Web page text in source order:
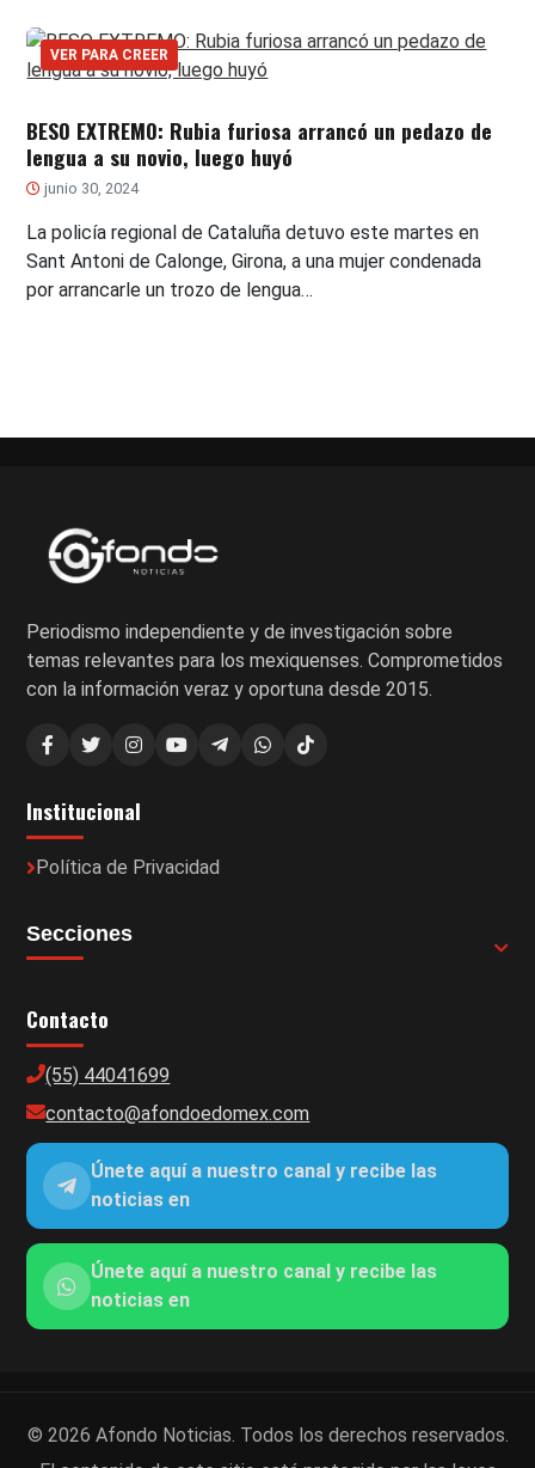
VER PARA CREER
BESO EXTREMO: Rubia furiosa arrancó un pedazo de
lengua a su novio, luego huyó
junio 30, 2024
La policía regional de Cataluña detuvo este martes en
Sant Antoni de Calonge, Girona, a una mujer condenada
por arrancarle un trozo de lengua…
Periodismo independiente y de investigación sobre
temas relevantes para los mexiquenses. Comprometidos
con la información veraz y oportuna desde 2015.
Institucional
Política de Privacidad
Secciones
Contacto
(55) 44041699
contacto@afondoedomex.com
Únete aquí a nuestro canal y recibe las
noticias en
Únete aquí a nuestro canal y recibe las
noticias en
© 2026 Afondo Noticias. Todos los derechos reservados.